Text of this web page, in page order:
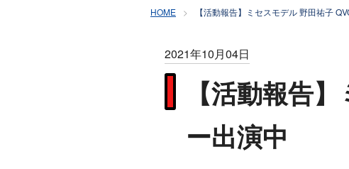
HOME 【活動報告】ミセスモデル 野田祐子
2021年10月04日
【活動報告
ー出演中